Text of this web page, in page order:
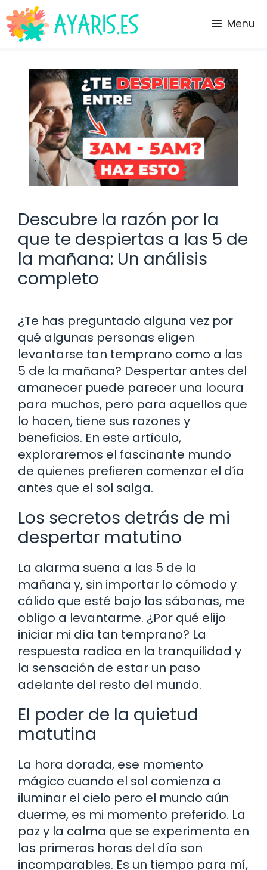
Saltar
al
contenido
Menu
Descubre la razón por la
que te despiertas a las 5 de
la mañana: Un análisis
completo
¿Te has preguntado alguna vez por
qué algunas personas eligen
levantarse tan temprano como a las
5 de la mañana? Despertar antes del
amanecer puede parecer una locura
para muchos, pero para aquellos que
lo hacen, tiene sus razones y
beneficios. En este artículo,
exploraremos el fascinante mundo
de quienes prefieren comenzar el día
antes que el sol salga.
Los secretos detrás de mi
despertar matutino
La alarma suena a las 5 de la
mañana y, sin importar lo cómodo y
cálido que esté bajo las sábanas, me
obligo a levantarme. ¿Por qué elijo
iniciar mi día tan temprano? La
respuesta radica en la tranquilidad y
la sensación de estar un paso
adelante del resto del mundo.
El poder de la quietud
matutina
La hora dorada, ese momento
mágico cuando el sol comienza a
iluminar el cielo pero el mundo aún
duerme, es mi momento preferido. La
paz y la calma que se experimenta en
las primeras horas del día son
incomparables. Es un tiempo para mí,